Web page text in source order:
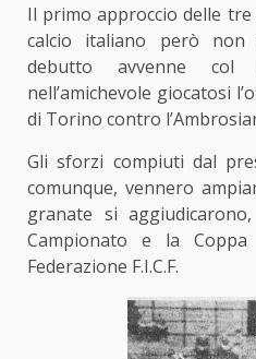
Il primo approccio delle
calcio italiano però
debutto avvenne
nell’amichevole giocatosi
di Torino contro
Gli sforzi compiuti dal
comunque, vennero
granate si
Campionato e la
Federazione F.I.C.F.